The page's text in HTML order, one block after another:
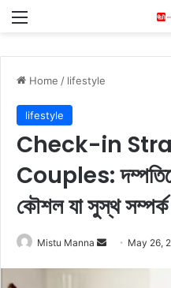
Home / lifestyle
lifestyle
Check-in
Couples:
কৌশল যা সুস্থ
Mistu Manna May 26,